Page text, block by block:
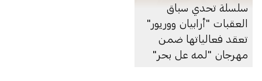
سلسلة تحدي سباق
العقبات "أرابيان ووريور"
تعقد فعالياتها ضمن
مهرجان "لمه عل بحر"